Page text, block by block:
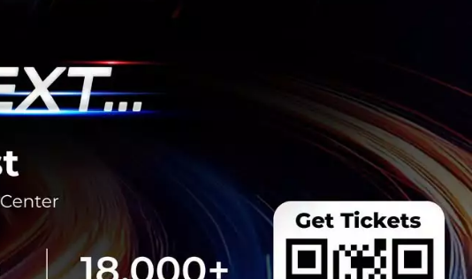
นายกรัฐมนตรีและรัฐมนตรีว่าการ
าวปาฐกถาพิเศษในหัวข้อ “ฝ่าวิกฤติ
ในงาน The INTANIA Forum...
Techsauce Team
Center ชู 4 มิติดันไทยสู่ฮับ AI
งาน ทรัพยากรน้ำ พร้อมตอบโจทย์
ทย
ใหม่คุมดาต้าเซ็นเตอร์ตามมติ ครม.
ฑ์คัดกรองโครงการด้วย 4 มิติ พร้อม